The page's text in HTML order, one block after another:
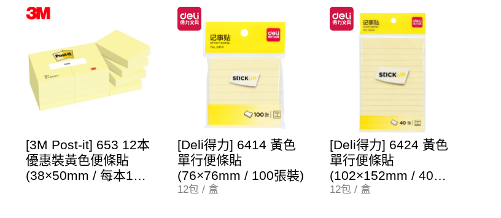
[3M Post-it] 653 12本
優惠裝黃色便條貼
(38×50mm / 每本100
[Deli得力] 6414 黃色
單行便條貼
(76×76mm / 100張裝)
12包 / 盒
[Deli得力] 6424 黃色
單行便條貼
(102×152mm / 40張
裝)
12包 / 盒